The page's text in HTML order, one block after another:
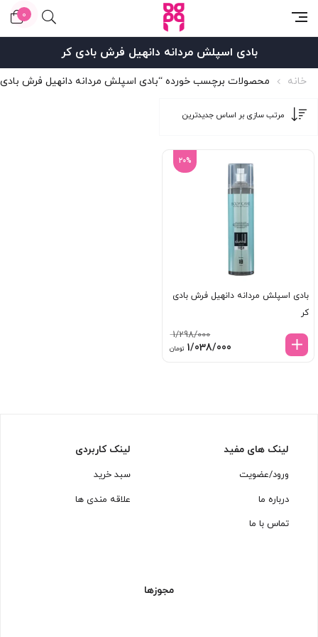
0
بادی اسپلش مردانه دانهیل فرش بادی کر
خانه محصولات برچسب خورده “بادی اسپلش مردانه دانهیل فرش
20%
بادی اسپلش مردانه دانهیل فرش بادی
کر
1/298/000
قیمت
1/038/000 تومانقیمت
لینک های مفید
ورود/عضویت
درباره ما
تماس با ما
لینک کاربردی
سبد خرید
علاقه مندی ها
مجوزها